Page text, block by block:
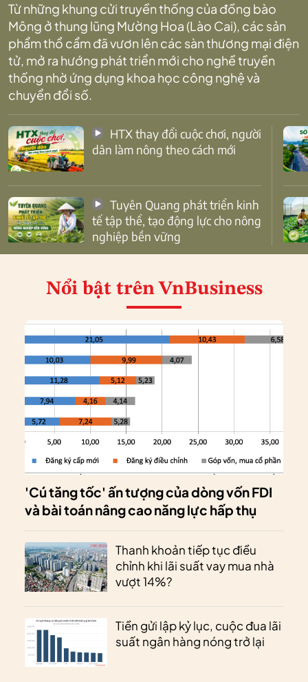
Từ những khung cửi truyền thống của đồng bào
Mông ở thung lũng Mường Hoa (Lào Cai), các sản
phẩm thổ cẩm đã vươn lên các sàn thương mại điện
tử, mở ra hướng phát triển mới cho nghề truyền
thống nhờ ứng dụng khoa học công nghệ và
chuyển đổi số.
dân làm nông theo cách mới
tế tập thể, tạo động lực cho nông
nghiệp bền vững
Nổi bật trên VnBusiness
'Cú tăng tốc' ấn tượng của dòng vốn FDI
và bài toán nâng cao năng lực hấp thụ
Thanh khoản tiếp tục điều
chỉnh khi lãi suất vay mua nhà
vượt 14%?
Tiền gửi lập kỷ lục, cuộc đua lãi
suất ngân hàng nóng trở lại